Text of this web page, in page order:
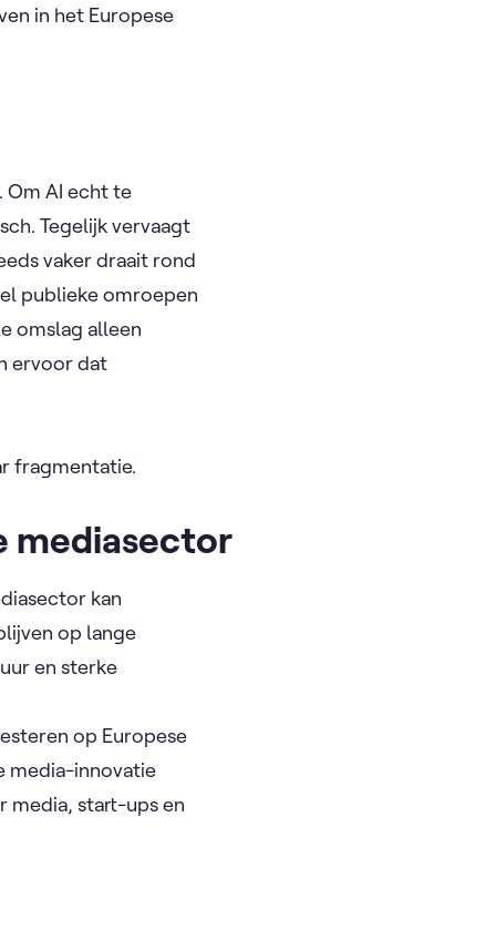
in het Europese
. Om AI echt te
Tegelijk vervaagt
vaker draait rond
publieke omroepen
omslag alleen
ervoor dat
fragmentatie.
mediasector
kan
op lange
en sterke
op Europese
media-innovatie
media, start-ups en